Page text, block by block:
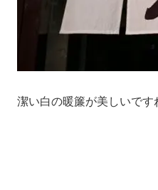
潔い白の暖簾が美しいです